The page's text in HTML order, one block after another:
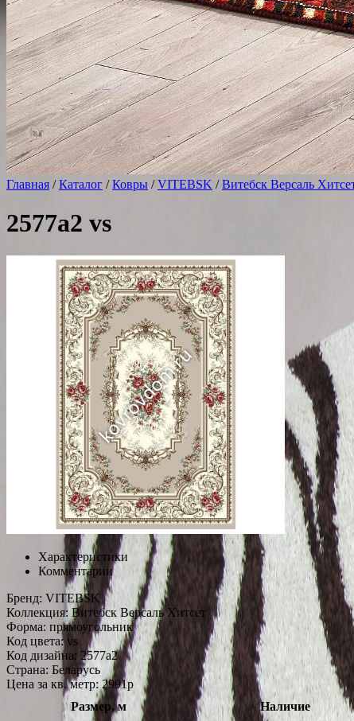
Главная /Каталог /Ковры /VITEBSK /Витебск Версаль
2577a2 vs
Характеристики
Комментарии
Бренд: VITEBSK
Коллекция:Витебск Версаль Хитсет
Форма: прямоугольник
Код цвета:vs
Код дизайна: 2577a2
Страна: Беларусь
Цена за кв. метр: 2991p
Размер, м
Наличие